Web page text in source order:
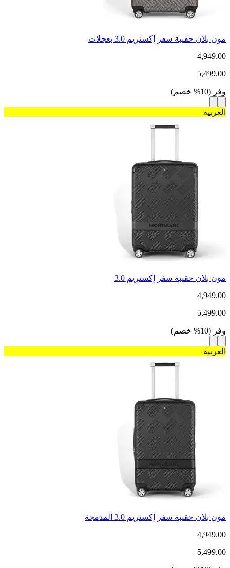
مون بلان حقيبة سفر إكستريم 3.0 بعجلات
4,949.00
5,499.00
وفر (
10
% خصم)
العربية
مون بلان حقيبة سفر إكستريم 3.0
4,949.00
5,499.00
وفر (
10
% خصم)
العربية
مون بلان حقيبة سفر إكستريم 3.0 المدمجة
4,949.00
5,499.00